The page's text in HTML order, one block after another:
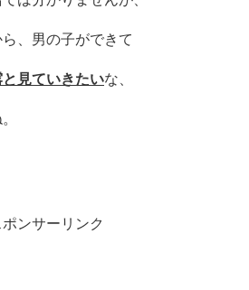
、男の子ができて
見ていきたいな、
ポンサーリンク